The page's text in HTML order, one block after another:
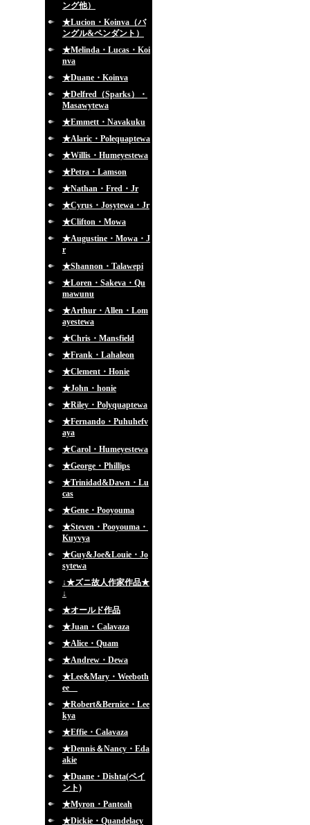
ング他）
★Lucion・Koinva（バ
ングル&ペンダント）
★Melinda・Lucas・Koi
nva
★Duane・Koinva
★Delfred（Sparks）・
Masawytewa
★Emmett・Navakuku
★Alaric・Polequaptewa
★Willis・Humeyestewa
★Petra・Lamson
★Nathan・Fred・Jr
★Cyrus・Josytewa・Jr
★Clifton・Mowa
★Augustine・Mowa・J
r
★Shannon・Talawepi
★Loren・Sakeva・Qu
mawunu
★Arthur・Allen・Lom
ayestewa
★Chris・Mansfield
★Frank・Lahaleon
★Clement・Honie
★John・honie
★Riley・Polyquaptewa
★Fernando・Puhuhefv
aya
★Carol・Humeyestewa
★George・Phillips
★Trinidad&Dawn・Lu
cas
★Gene・Pooyouma
★Steven・Pooyouma・
Kuyvya
★Guy&Joe&Louie・Jo
sytewa
↓★ズニ故人作家作品★
↓
★オールド作品
★Juan・Calavaza
★Alice・Quam
★Andrew・Dewa
★Lee&Mary・Weeboth
ee
★Robert&Bernice・Lee
kya
★Effie・Calavaza
★Dennis＆Nancy・Eda
akie
★Duane・Dishta(ペイ
ント)
★Myron・Panteah
★Dickie・Quandelacy